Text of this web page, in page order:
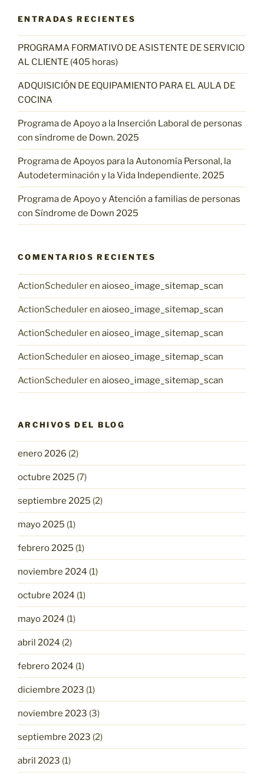
ENTRADAS RECIENTES
PROGRAMA FORMATIVO DE ASISTENTE DE SERVICIO
AL CLIENTE (405 horas)
ADQUISICIÓN DE EQUIPAMIENTO PARA EL AULA DE
COCINA
Programa de Apoyo a la Inserción Laboral de personas
con síndrome de Down. 2025
Programa de Apoyos para la Autonomía Personal, la
Autodeterminación y la Vida Independiente. 2025
Programa de Apoyo y Atención a familias de personas
con Síndrome de Down 2025
COMENTARIOS RECIENTES
ActionScheduleren aioseo_image_sitemap_scan
ActionScheduleren aioseo_image_sitemap_scan
ActionScheduleren aioseo_image_sitemap_scan
ActionScheduleren aioseo_image_sitemap_scan
ActionScheduleren aioseo_image_sitemap_scan
ARCHIVOS DEL BLOG
enero 2026 (2)
octubre 2025 (7)
septiembre 2025 (2)
mayo 2025 (1)
febrero 2025 (1)
noviembre 2024 (1)
octubre 2024 (1)
mayo 2024 (1)
abril 2024 (2)
febrero 2024 (1)
diciembre 2023 (1)
noviembre 2023 (3)
septiembre 2023 (2)
abril 2023 (1)